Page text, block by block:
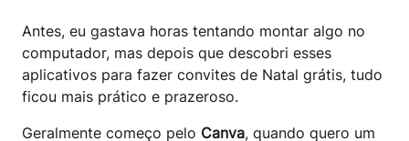
Antes, eu gastava horas tentando montar algo no
computador, mas depois que descobri esses
aplicativos para fazer convites de Natal grátis, tudo
ficou mais prático e prazeroso.
Geralmente começo pelo Canva, quando quero um